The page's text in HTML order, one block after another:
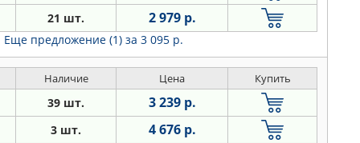
21 шт. 2 979 р.
Еще предложение (1) за 3 095 р.
Наличие Цена Купить
39 шт. 3 239 р.
3 шт. 4 676 р.